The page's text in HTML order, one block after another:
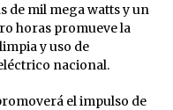
de mil mega watts y un
horas promueve la
y uso de
nacional.
el impulso de